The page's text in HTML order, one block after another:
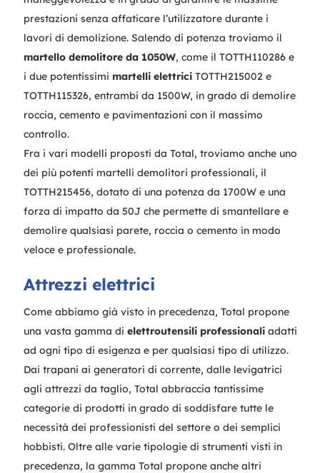
prestazioni senza affaticare l’utilizzatore durante i
lavori di demolizione. Salendo di potenza troviamo il
martello demolitore da 1050W, come il TOTTH110286 e
i due potentissimi martelli elettriciTOTTH215002 e
TOTTH115326, entrambi da 1500W, in grado di demolire
roccia, cemento e pavimentazioni con il massimo
controllo.
Fra i vari modelli proposti da Total, troviamo anche uno
dei più potenti martelli demolitori professionali, il
TOTTH215456, dotato di una potenza da 1700W e una
forza di impatto da 50J che permette di smantellare e
demolire qualsiasi parete, roccia o cemento in modo
veloce e professionale.
Attrezzi elettrici
Come abbiamo già visto in precedenza, Total propone
una vasta gamma di elettroutensili professionaliadatti
ad ogni tipo di esigenza e per qualsiasi tipo di utilizzo.
Dai trapani ai generatori di corrente, dalle levigatrici
agli attrezzi da taglio, Total abbraccia tantissime
categorie di prodotti in grado di soddisfare tutte le
necessità dei professionisti del settore o dei semplici
hobbisti. Oltre alle varie tipologie di strumenti visti in
precedenza, la gamma Total propone anche altri